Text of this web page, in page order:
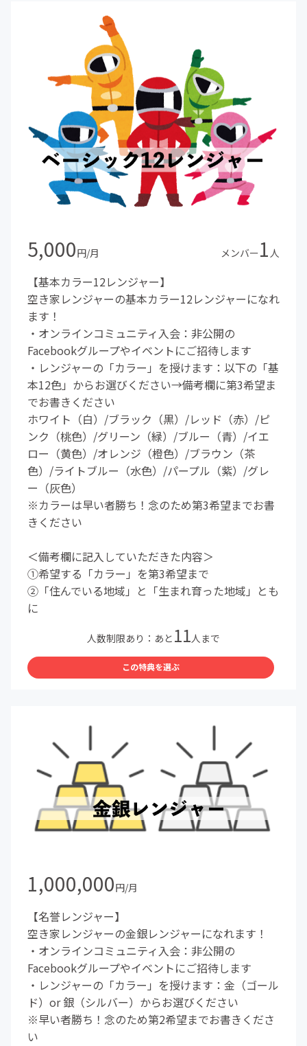
5,000円/月 メンバー1 人
【基本カラー12レンジャー】
空き家レンジャーの基本カラー12レンジャーになれ
ます！
・オンラインコミュニティ入会：非公開の
Facebookグループやイベントにご招待します
・レンジャーの「カラー」を授けます：以下の「基
本12色」からお選びください→備考欄に第3希望ま
でお書きください
ホワイト（白）/ブラック（黒）/レッド（赤）/ピ
ンク（桃色）/グリーン（緑）/ブルー（青）/イエ
ロー（黄色）/オレンジ（橙色）/ブラウン（茶
色）/ライトブルー（水色）/パープル（紫）/グレ
ー（灰色）
※カラーは早い者勝ち！念のため第3希望までお書
きください
＜備考欄に記入していただきた内容＞
①希望する「カラー」を第3希望まで
②「住んでいる地域」と「生まれ育った地域」とも
に
人数制限あり：あと 11人まで
この特典を選ぶ
1,000,000円/月
【名誉レンジャー】
空き家レンジャーの金銀レンジャーになれます！
・オンラインコミュニティ入会：非公開の
Facebookグループやイベントにご招待します
・レンジャーの「カラー」を授けます：金（ゴール
ド）or 銀（シルバー）からお選びください
※早い者勝ち！念のため第2希望までお書きくださ
い